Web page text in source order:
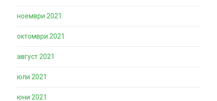
ноември 2021
октомври 2021
август 2021
юли 2021
юни 2021